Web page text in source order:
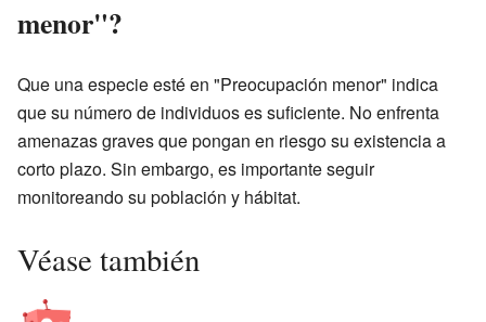
menor"?
Que una especie esté en "Preocupación menor" indica
que su número de individuos es suficiente. No enfrenta
amenazas graves que pongan en riesgo su existencia a
corto plazo. Sin embargo, es importante seguir
monitoreando su población y hábitat.
Véase también